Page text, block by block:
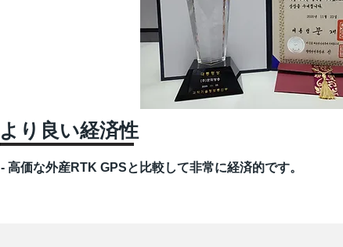
より良い経済性
- 高価な外産RTK GPSと比較して非常に経済的です。